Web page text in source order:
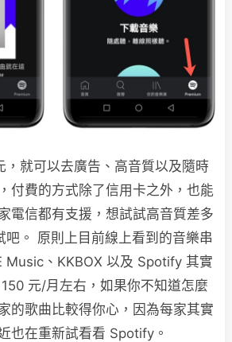
，就可以去廣告、高音質以及隨時
付費的方式除了信用卡之外，也能
電信都有支援，想試試高音質差多
吧。 原則上目前線上看到的音樂串
Music、KKBOX 以及 Spotify 其實
元/月左右，如果你不知道怎麼
的歌曲比較得你心，因為每家其實
也在重新試看看 Spotify。